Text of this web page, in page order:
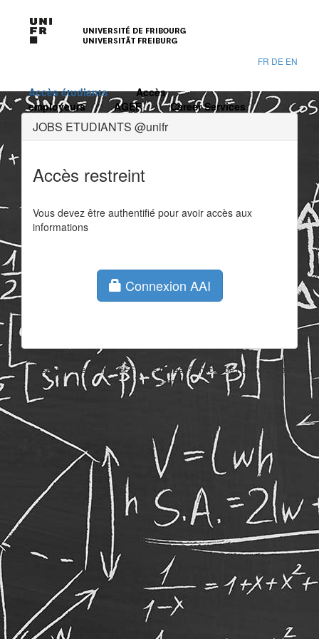
FR DE EN
Accès étudiants
Accès
employeurs
AGEF Career Services
JOBS ETUDIANTS @unifr
Accès restreint
Vous devez être authentifié pour avoir accès aux
informations
Connexion AAI
Un service offert par l'AGEF et les Career Services de l'Université de
Fribourg